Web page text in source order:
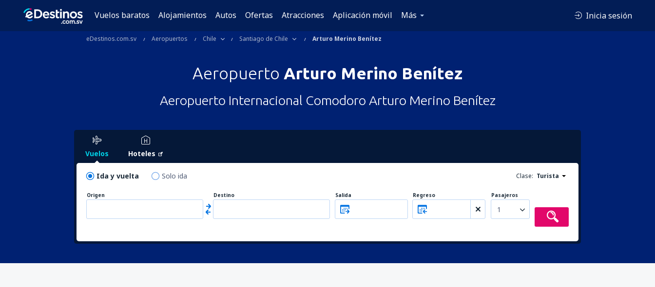
Vuelos baratos Alojamientos Autos Ofertas Atracciones Aplicación móvil Más Inicia sesión
eDestinos.com.sv Aeropuertos Chile Santiago de Chile Arturo Merino Benítez
Aeropuerto Arturo Merino Benítez
Aeropuerto Internacional Comodoro Arturo Merino Benítez
Vuelos Hoteles
Ida y vuelta Solo ida Clase: Turista
Origen Destino Salida Regreso Pasajeros
1